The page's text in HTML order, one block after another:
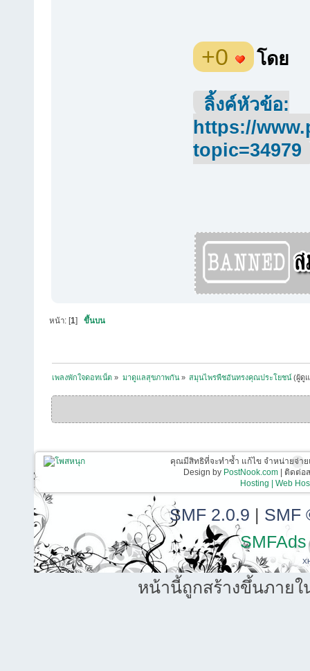
+0 โดย
ลิ้งค์หัวข้อ:
https://
topic=34979
หน้า: [1]ขึ้นบน
เพลงพักใจดอทเน็ต » มาดูแลสุขภาพกัน» สมุนไพรพืชอันทรงคุณประโยชน์(ผู้ดู
คุณมีสิทธิที่จะทำซ้ำ แก้ไข จำหน่ายจ่า
Design by PostNook.com| ติดต่อส
Hosting | Web
SMF 2.0.9 | SMF
SMFAds
หน้านี้ถูกสร้างขึ้นภายใ